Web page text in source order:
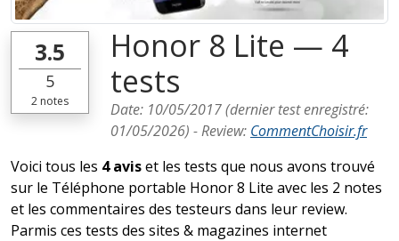
3.5
5
2 notes
Honor 8 Lite — 4
tests
Date: 10/05/2017(dernier test enregistré:
01/05/2026) -Review: CommentChoisir.fr
Voici tous les 4 aviset les tests que nous avons trouvé
sur le Téléphone portable Honor 8 Lite avec les 2 notes
et les commentaires des testeurs dans leur review.
Parmis ces tests des sites & magazines internet